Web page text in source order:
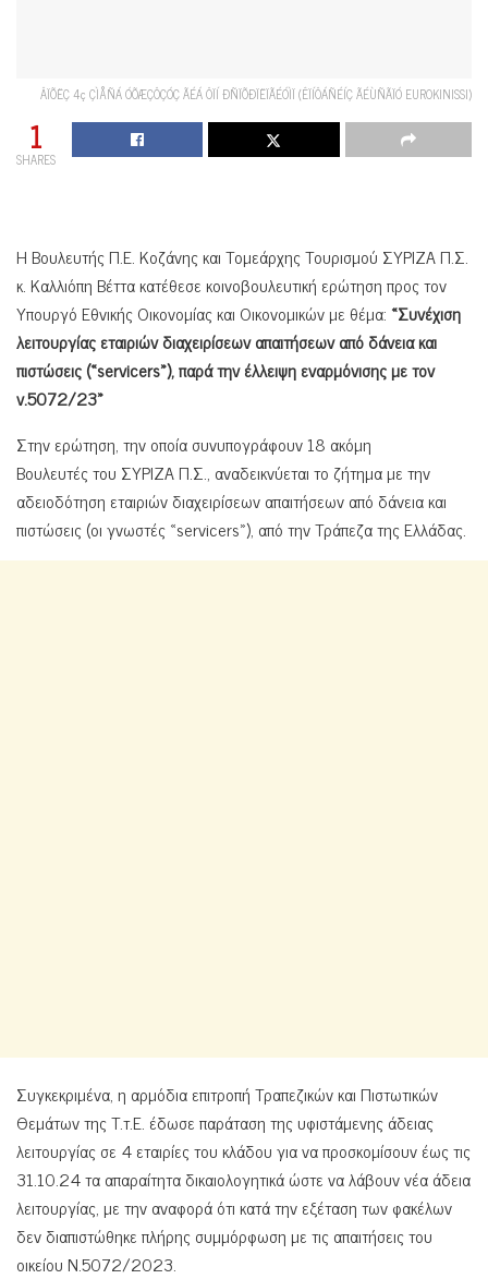
ÂÏÕËÇ 4ç ÇÌÅÑÁ ÓÕÆÇÔÇÓÇ ÃÉÁ ÔÏÍ ÐÑÏÕÐÏËÏÃÉÓÌÏ (ÊÏÍÔÁÑÉÍÇ ÃÉÙÑÃÏÓ EUROKINISSI)
1
SHARES
Η Βουλευτής Π.Ε. Κοζάνης και Τομεάρχης Τουρισμού ΣΥΡΙΖΑ Π.Σ.
κ. Καλλιόπη Βέττα κατέθεσε κοινοβουλευτική ερώτηση προς τον
Υπουργό Εθνικής Οικονομίας και Οικονομικών με θέμα: «Συνέχιση
λειτουργίας εταιριών διαχειρίσεων απαιτήσεων από δάνεια και
πιστώσεις («servicers»), παρά την έλλειψη εναρμόνισης με τον
ν.5072/23»
Στην ερώτηση, την οποία συνυπογράφουν 18 ακόμη
Βουλευτές του ΣΥΡΙΖΑ Π.Σ., αναδεικνύεται το ζήτημα με την
αδειοδότηση εταιριών διαχειρίσεων απαιτήσεων από δάνεια και
πιστώσεις (οι γνωστές «servicers»), από την Τράπεζα της Ελλάδας.
Συγκεκριμένα, η αρμόδια επιτροπή Τραπεζικών και Πιστωτικών
Θεμάτων της Τ.τ.Ε. έδωσε παράταση της υφιστάμενης άδειας
λειτουργίας σε 4 εταιρίες του κλάδου για να προσκομίσουν έως τις
31.10.24 τα απαραίτητα δικαιολογητικά ώστε να λάβουν νέα άδεια
λειτουργίας, με την αναφορά ότι κατά την εξέταση των φακέλων
δεν διαπιστώθηκε πλήρης συμμόρφωση με τις απαιτήσεις του
οικείου Ν.5072/2023.